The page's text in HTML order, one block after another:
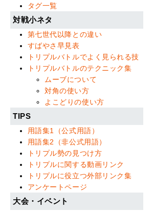
タグ一覧
対戦小ネタ
第七世代以降との違い
すばやさ早見表
トリプルバトルでよく見られる技
トリプルバトルのテクニック集
ムーブについて
対角の使い方
よこどりの使い方
TIPS
用語集1（公式用語）
用語集2（非公式用語）
トリプル勢の見つけ方
トリプルに関する動画リンク
トリプルに役立つ外部リンク集
アンケートページ
大会・イベント